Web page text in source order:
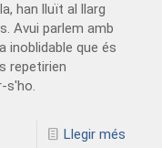
han lluït al llarg
Avui parlem amb
inoblidable que és
repetirien
s'ho.
Llegir més